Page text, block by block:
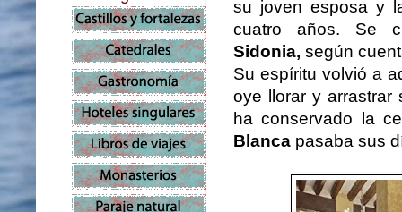
su joven esposa y
cuatro años. Se
Sidonia, según
Su espíritu volvió a
oye llorar y arrastrar
ha conservado la
Blanca pasaba sus